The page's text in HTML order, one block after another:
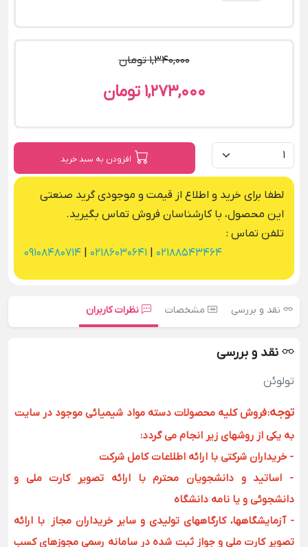
1,340,000 تومان
1,273,000 تومان
افزودن به سبد خرید
لطفا برای خرید و اطلاع از قیمت و موجودی گرید صنعتی
این محصول، با کارشناسان فروش تماس بگیرید.
تلفن تماس :
02188543464
02186030641
09108480714
نقد و بررسی مشخصات نظرات کاربران
نقد و بررسی
تولوئن
توجه:فروش کلیه محصولات دسته مواد شیمیائی موجود در سایت
به یکی از روشهای زیر انجام می گردد:
- خریداران شرکتی با ارائه اطلاعات کامل شرکت
- اساتید و دانشجویان محترم با ارائه تصویر کارت ملی و
دانشجوئی و یا نامه دانشگاه
- آزمایشگاهها، کارگاههای تولیدی و سایر خریداران مجاز با ارائه
تصویر کارت ملی و جواز ثبت شده در سامانه رسمی مجوزهای کسب